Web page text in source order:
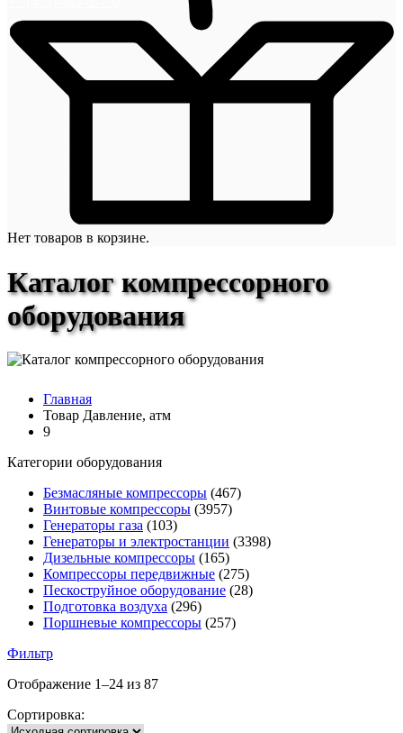
Нет товаров в корзине.
Каталог компрессорного
оборудования
Главная
Товар Давление, атм
9
Категории оборудования
Безмасляные компрессоры (467)
Винтовые компрессоры (3957)
Генераторы газа (103)
Генераторы и электростанции (3398)
Дизельные компрессоры (165)
Компрессоры передвижные (275)
Пескоструйное оборудование (28)
Подготовка воздуха (296)
Поршневые компрессоры (257)
Фильтр
Отображение 1–24 из 87
Сортировка: